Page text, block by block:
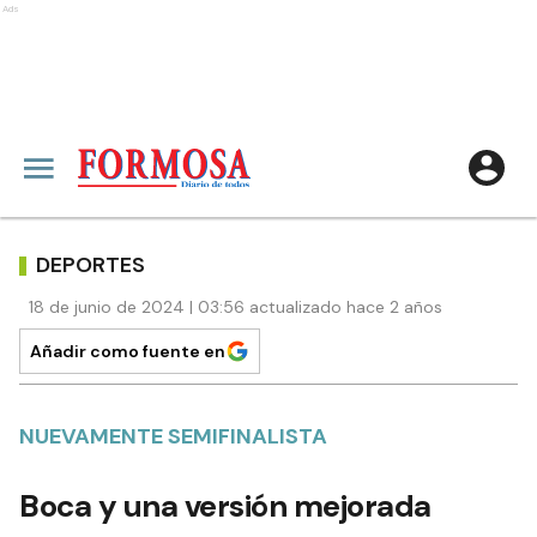
Ads
DEPORTES
18 de junio de 2024 | 03:56 actualizado hace 2 años
Añadir como fuente en
NUEVAMENTE SEMIFINALISTA
Boca y una versión mejorada